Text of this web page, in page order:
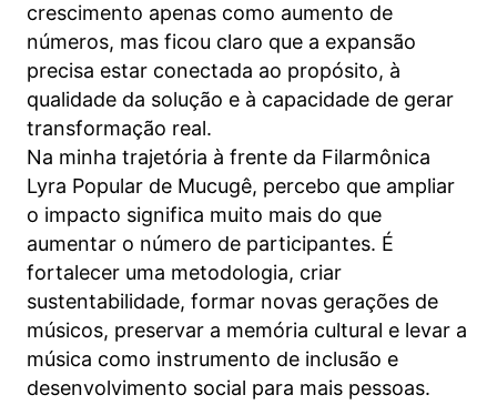
crescimento apenas como aumento de
números, mas ficou claro que a expansão
precisa estar conectada ao propósito, à
qualidade da solução e à capacidade de gerar
transformação real.
Na minha trajetória à frente da Filarmônica
Lyra Popular de Mucugê, percebo que ampliar
o impacto significa muito mais do que
aumentar o número de participantes. É
fortalecer uma metodologia, criar
sustentabilidade, formar novas gerações de
músicos, preservar a memória cultural e levar a
música como instrumento de inclusão e
desenvolvimento social para mais pessoas.